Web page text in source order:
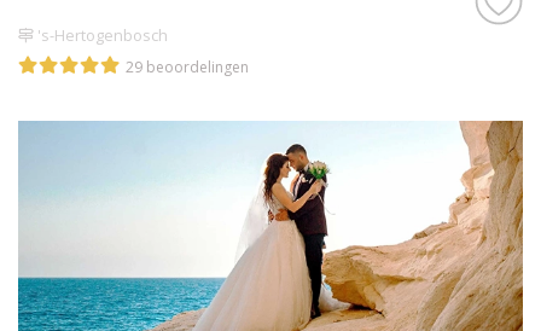
's-Hertogenbosch
29 beoordelingen